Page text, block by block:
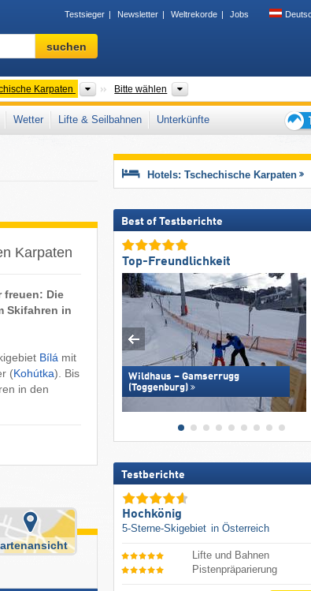
Testsieger Newsletter Weltrekorde Jobs
Skigebiet,
Region,
…
suchen
Karpaten Gebirge nach Ländern
Bitte wählen
Wetter Lifte & Seilbahnen
Unterkünfte
für
den
Karpaten
freuen: Die
Skifahren in
Bílá mit
(Kohútka). Bis
in den
Hotels: Tschechische Karpaten
Best of Testberichte
Top-Freundlichkeit
Wildhaus – Gamserrugg
(Toggenburg)
Testberichte
Hochkönig
5-Sterne-Skigebiet in Österreich
Lifte und Bahnen
Pistenpräparierung